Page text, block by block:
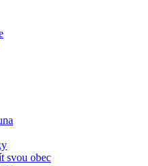
svou obec